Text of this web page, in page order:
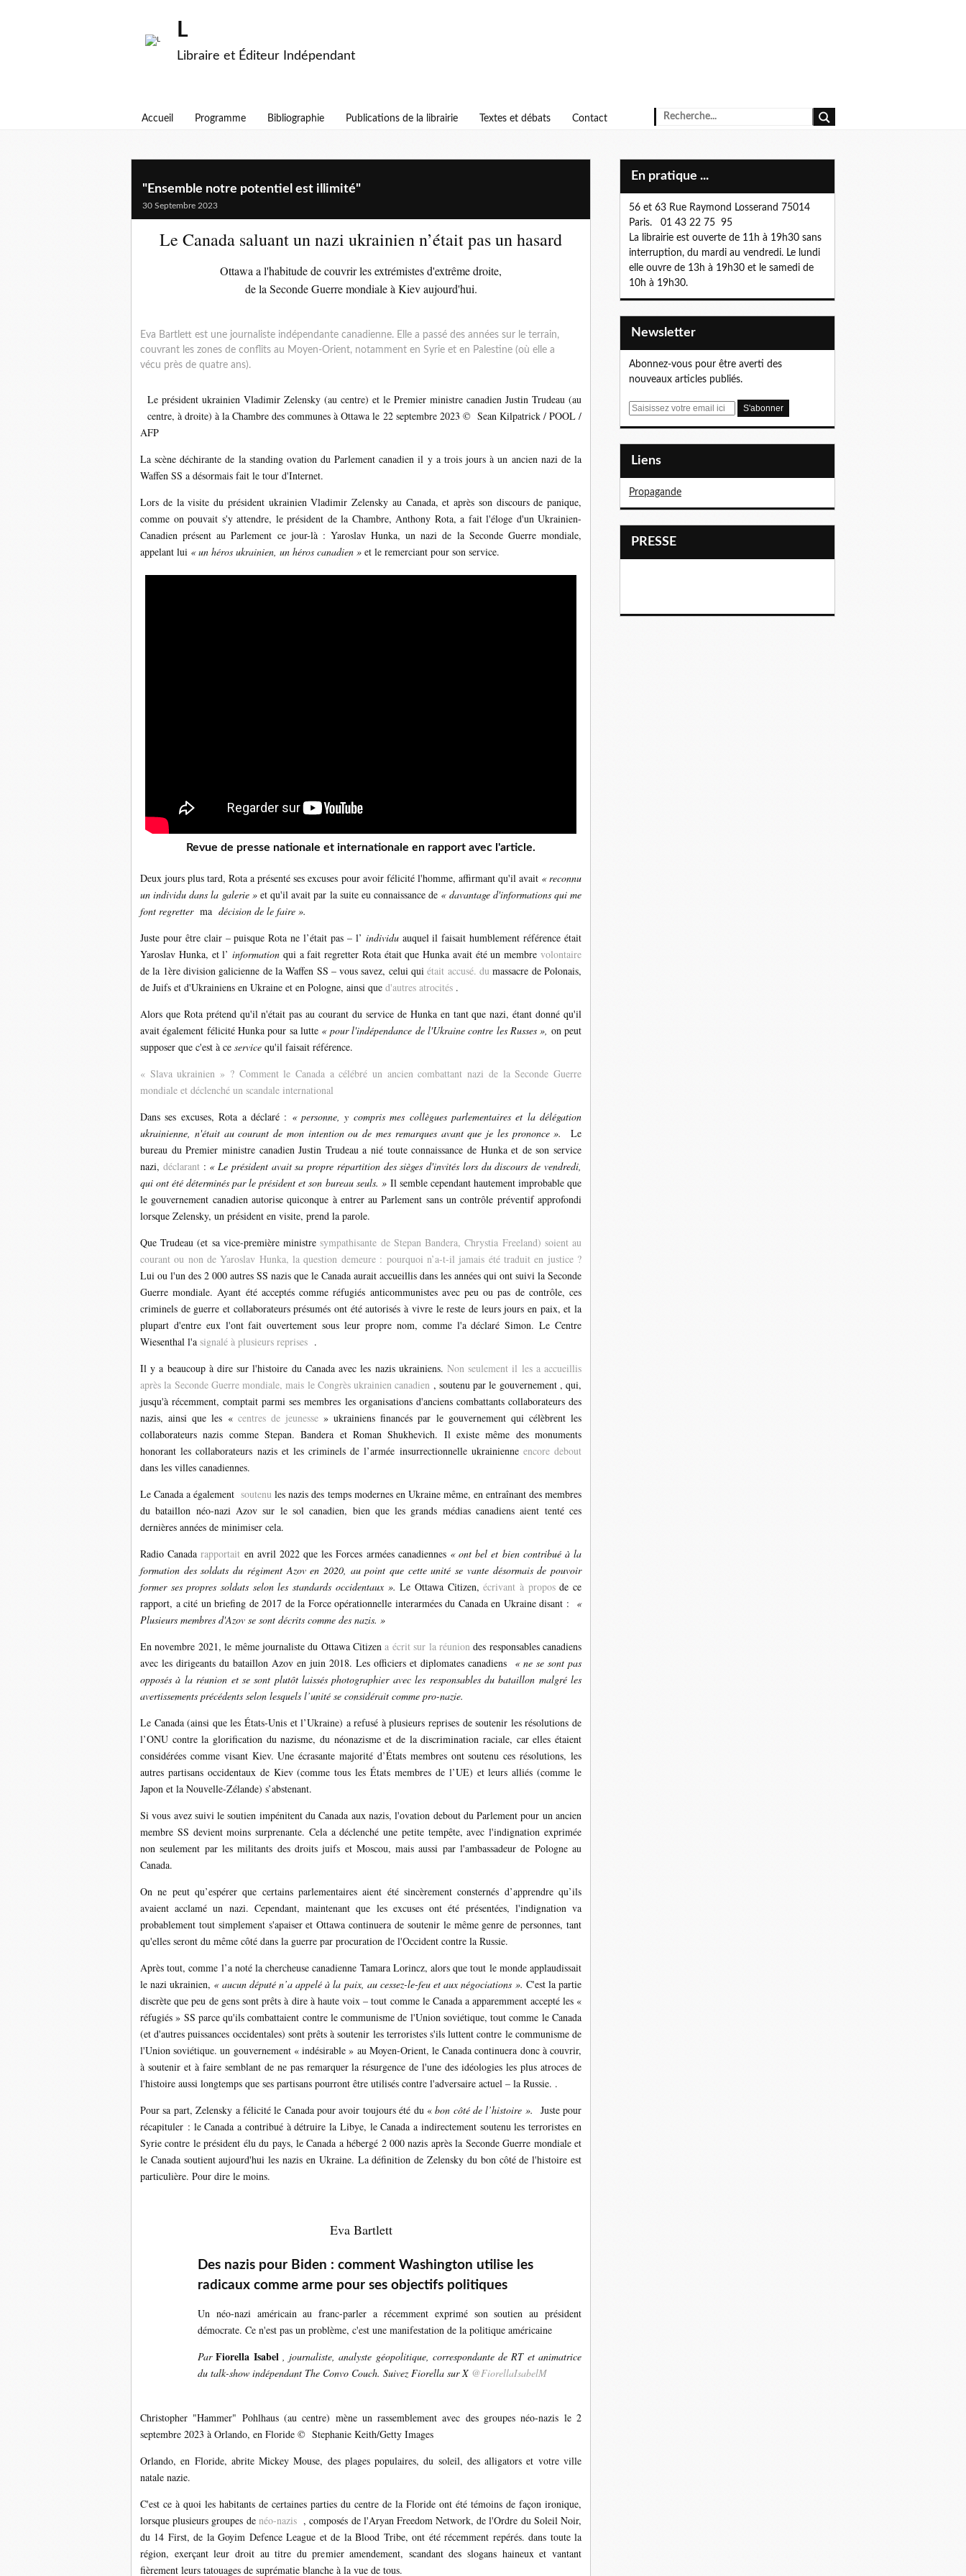
L
Libraire et Éditeur Indépendant
Accueil Programme Bibliographie Publications de la librairie Textes et débats Contact
"Ensemble notre potentiel est illimité"
30 Septembre 2023
Le Canada saluant un nazi ukrainien n’était pas un hasard
Ottawa a l'habitude de couvrir les extrémistes d'extrême droite,
de la Seconde Guerre mondiale à Kiev aujourd'hui.
Eva Bartlett est une journaliste indépendante canadienne. Elle a passé des années sur le terrain,
couvrant les zones de conflits au Moyen-Orient, notamment en Syrie et en Palestine (où elle a
vécu près de quatre ans).
Le président ukrainien Vladimir Zelensky (au centre) et le Premier ministre canadien Justin Trudeau (au
centre, à droite) à la Chambre des communes à Ottawa le 22 septembre 2023 © Sean Kilpatrick / POOL /
AFP
La scène déchirante de la standing ovation du Parlement canadien il y a trois jours à un ancien nazi de la
Waffen SS a désormais fait le tour d'Internet.
Lors de la visite du président ukrainien Vladimir Zelensky au Canada, et après son discours de panique,
comme on pouvait s'y attendre, le président de la Chambre, Anthony Rota, a fait l'éloge d'un Ukrainien-
Canadien présent au Parlement ce jour-là : Yaroslav Hunka, un nazi de la Seconde Guerre mondiale,
appelant lui « un héros ukrainien, un héros canadien » et le remerciant pour son service.
Revue de presse nationale et internationale en rapport avec l'article.
Deux jours plus tard, Rota a présenté ses excuses pour avoir félicité l'homme, affirmant qu'il avait « reconnu
un individu dans la galerie »et qu'il avait par la suite eu connaissance de « davantage d'informations qui me
font regretterma décision de le faire ».
Juste pour être clair – puisque Rota ne l’était pas – l’ individuauquel il faisait humblement référence était
Yaroslav Hunka, et l’information qui a fait regretter Rota était que Hunka avait été un membrevolontaire
de la 1ère division galicienne de la Waffen SS – vous savez, celui quiétait accusé. du massacre de Polonais,
de Juifs et d'Ukrainiens en Ukraine et en Pologne, ainsi que d'autres atrocités .
Alors que Rota prétend qu'il n'était pas au courant du service de Hunka en tant que nazi, étant donné qu'il
avait également félicité Hunka pour sa lutte « pour l'indépendance de l'Ukraine contre les Russes », on peut
supposer que c'est à ce service qu'il faisait référence.
« Slava ukrainien » ? Comment le Canada a célébré un ancien combattant nazi de la Seconde Guerre
mondiale et déclenché un scandale international
Dans ses excuses, Rota a déclaré : « personne, y compris mes collègues parlementaires et la délégation
ukrainienne, n'était au courant de mon intention ou de mes remarques avant que je les prononce ».
Le
bureau du Premier ministre canadien Justin Trudeau a nié toute connaissance de Hunka et de son service
nazi, déclarant: « Le président avait sa propre répartition des sièges d'invités lors du discours de vendredi,
qui ont été déterminés par le président et son bureau seuls. » Il semble cependant hautement improbable que
le gouvernement canadien autorise quiconque à entrer au Parlement sans un contrôle préventif approfondi
lorsque Zelensky, un président en visite, prend la parole.
Que Trudeau (et sa vice-première ministresympathisante de Stepan Bandera, Chrystia Freeland) soient au
courant ou non de Yaroslav Hunka, la question demeure : pourquoi n’a-t-il jamais été traduit en justice ?
Lui ou l'un des 2 000 autres SS nazis que le Canada aurait accueillis dans les années qui ont suivi la Seconde
Guerre mondiale. Ayant été acceptés comme réfugiés anticommunistes avec peu ou pas de contrôle, ces
criminels de guerre et collaborateurs présumés ont été autorisés à vivre le reste de leurs jours en paix, et la
plupart d'entre eux l'ont fait ouvertement sous leur propre nom, comme l'a déclaré Simon. Le Centre
Wiesenthal l'a signalé à plusieurs reprises .
Il y a beaucoup à dire sur l'histoire du Canada avec les nazis ukrainiens. Non seulement il les a accueillis
après la Seconde Guerre mondiale, mais le Congrès ukrainien canadien , soutenu par le gouvernement , qui,
jusqu'à récemment, comptait parmi ses membres les organisations d'anciens combattants collaborateurs des
nazis, ainsi que les « centres de jeunesse» ukrainiens financés par le gouvernement qui célèbrent les
collaborateurs nazis comme Stepan. Bandera et Roman Shukhevich. Il existe même des monuments
honorant les collaborateurs nazis et les criminels de l’armée insurrectionnelle ukrainienne encore debout
dans les villes canadiennes.
Le Canada a égalementsoutenu les nazis des temps modernes en Ukraine même, en entraînant des membres
du bataillon néo-nazi Azov sur le sol canadien, bien que les grands médias canadiens aient tenté ces
dernières années de minimiser cela.
Radio Canadarapportait en avril 2022 que les Forces armées canadiennes « ont bel et bien contribué à la
formation des soldats du régiment Azov en 2020, au point que cette unité se vante désormais de pouvoir
former ses propres soldats selon les standards occidentaux ».Le Ottawa Citizen,écrivant à proposde ce
rapport, a cité un briefing de 2017 de la Force opérationnelle interarmées du Canada en Ukraine disant : «
Plusieurs membres d'Azov se sont décrits comme des nazis. »
En novembre 2021, le même journaliste du Ottawa Citizena écrit sur la réuniondes responsables canadiens
avec les dirigeants du bataillon Azov en juin 2018. Les officiers et diplomates canadiens « ne se sont pas
opposés à la réunion et se sont plutôt laissés photographier avec les responsables du bataillon malgré les
avertissements précédents selon lesquels l’unité se considérait comme pro-nazie.
Le Canada (ainsi que les États-Unis et l’Ukraine) a refusé à plusieurs reprises de soutenir les résolutions de
l’ONU contre la glorification du nazisme, du néonazisme et de la discrimination raciale, car elles étaient
considérées comme visant Kiev. Une écrasante majorité d’États membres ont soutenu ces résolutions, les
autres partisans occidentaux de Kiev (comme tous les États membres de l’UE) et leurs alliés (comme le
Japon et la Nouvelle-Zélande) s’abstenant.
Si vous avez suivi le soutien impénitent du Canada aux nazis, l'ovation debout du Parlement pour un ancien
membre SS devient moins surprenante. Cela a déclenché une petite tempête, avec l'indignation exprimée
non seulement par les militants des droits juifs et Moscou, mais aussi par l'ambassadeur de Pologne au
Canada.
On ne peut qu’espérer que certains parlementaires aient été sincèrement consternés d’apprendre qu’ils
avaient acclamé un nazi. Cependant, maintenant que les excuses ont été présentées, l'indignation va
probablement tout simplement s'apaiser et Ottawa continuera de soutenir le même genre de personnes, tant
qu'elles seront du même côté dans la guerre par procuration de l'Occident contre la Russie.
Après tout, comme l’a noté la chercheuse canadienne Tamara Lorincz, alors que tout le monde applaudissait
le nazi ukrainien, « aucun député n’a appelé à la paix, au cessez-le-feu et aux négociations ». C'est la partie
discrète que peu de gens sont prêts à dire à haute voix – tout comme le Canada a apparemment accepté les «
réfugiés » SS parce qu'ils combattaient contre le communisme de l'Union soviétique, tout comme le Canada
(et d'autres puissances occidentales) sont prêts à soutenir les terroristes s'ils luttent contre le communisme de
l'Union soviétique. un gouvernement « indésirable » au Moyen-Orient, le Canada continuera donc à couvrir,
à soutenir et à faire semblant de ne pas remarquer la résurgence de l'une des idéologies les plus atroces de
l'histoire aussi longtemps que ses partisans pourront être utilisés contre l'adversaire actuel – la Russie. .
Pour sa part, Zelensky a félicité le Canada pour avoir toujours été du «bon côté de l’histoire ».
Juste pour
récapituler : le Canada a contribué à détruire la Libye, le Canada a indirectement soutenu les terroristes en
Syrie contre le président élu du pays, le Canada a hébergé 2 000 nazis après la Seconde Guerre mondiale et
le Canada soutient aujourd'hui les nazis en Ukraine. La définition de Zelensky du bon côté de l'histoire est
particulière. Pour dire le moins.
Eva Bartlett
Des nazis pour Biden : comment Washington utilise les
radicaux comme arme pour ses objectifs politiques
Un néo-nazi américain au franc-parler a récemment exprimé son soutien au président
démocrate. Ce n'est pas un problème, c'est une manifestation de la politique américaine
ParFiorella Isabel, journaliste, analyste géopolitique, correspondante de RT et animatrice
du talk-show indépendant The Convo Couch. Suivez Fiorella sur X @FiorellaIsabelM
Christopher "Hammer" Pohlhaus (au centre) mène un rassemblement avec des groupes néo-nazis le 2
septembre 2023 à Orlando, en Floride © Stephanie Keith/Getty Images
Orlando, en Floride, abrite Mickey Mouse, des plages populaires, du soleil, des alligators et votre ville
natale nazie.
C'est ce à quoi les habitants de certaines parties du centre de la Floride ont été témoins de façon ironique,
lorsque plusieurs groupes de néo-nazis, composés de l'Aryan Freedom Network, de l'Ordre du Soleil Noir,
du 14 First, de la Goyim Defence League et de la Blood Tribe, ont été récemment repérés. dans toute la
région, exerçant leur droit au titre du premier amendement, scandant des slogans haineux et vantant
fièrement leurs tatouages ​​​​de suprématie blanche à la vue de tous.
En pratique ...
56 et 63 Rue Raymond Losserand 75014
Paris. 01 43 22 75 95
La librairie est ouverte de 11h à 19h30 sans
interruption, du mardi au vendredi. Le lundi
elle ouvre de 13h à 19h30 et le samedi de
10h à 19h30.
Newsletter
Abonnez-vous pour être averti des
nouveaux articles publiés.
E
Liens
Propagande
PRESSE